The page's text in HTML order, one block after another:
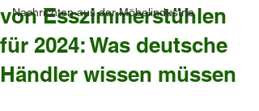
Nachrichten aus der Möbelindustrie
von Esszimmerstühlen
für 2024: Was deutsche
Händler wissen müssen